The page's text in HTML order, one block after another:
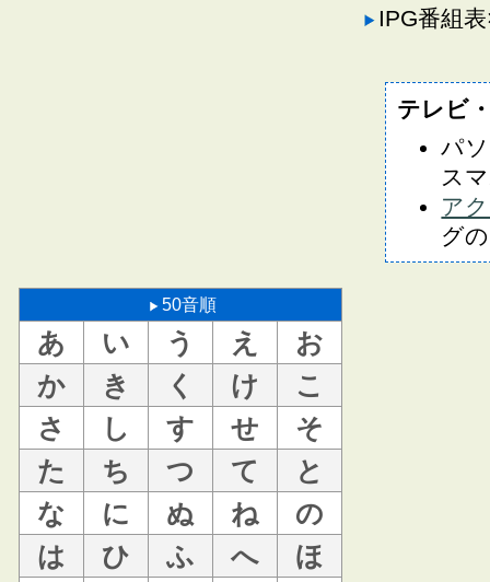
50音順
あ い う え
お
か
き く け
こ
さ
し す せ
そ
た
ち つ て
と
な
に ぬ ね
の
は
ひ ふ へ
ほ
IPG番組
テレビ
パ
ス
ア
グ